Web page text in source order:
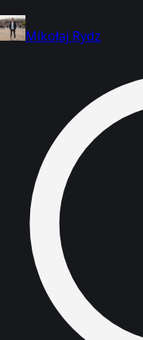
Mikołaj Rydz